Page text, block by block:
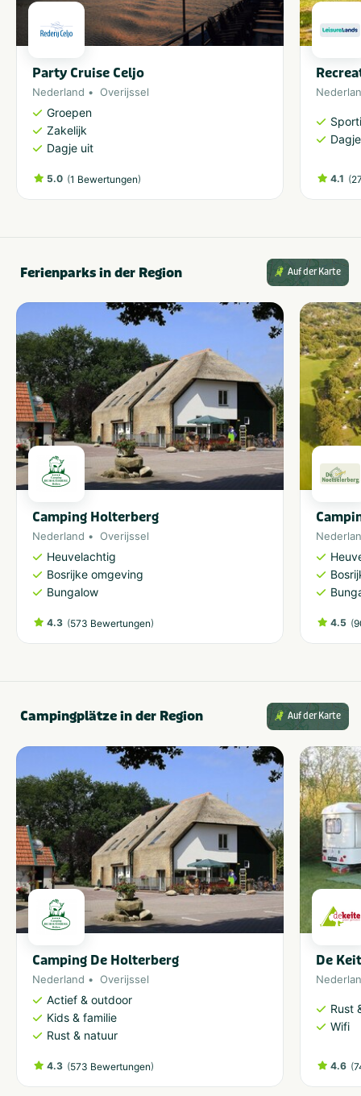
Party Cruise Celjo
Nederland Overijssel
Groepen
Zakelijk
Dagje uit
5.0 (1 Bewertungen) 4.1 (
Ferienparks in der Region Auf der Karte
Camping Holterberg
Nederland Overijssel
Heuvelachtig
Bosrijke omgeving
Bungalow
4.3 (573 Bewertungen) 4.5 (
Campingplätze in der Region Auf der Karte
Camping De Holterberg
Nederland Overijssel
Actief & outdoor
Kids & familie
Rust & natuur
4.3 (573 Bewertungen)
De
Rust
Wifi
4.6 (